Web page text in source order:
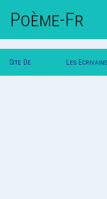
Poème-Fr
Site De Les Ecrivains